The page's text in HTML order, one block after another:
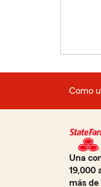
Como
Una
19,000
más